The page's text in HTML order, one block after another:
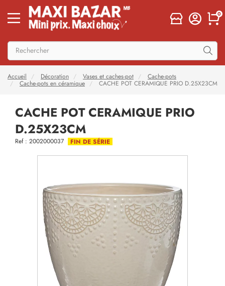
0
Accueil Décoration Vases et caches-pot
Cache-pots
Cache-pots en céramique
CACHE POT CERAMIQUE PRIO D.25X23CM
CACHE POT CERAMIQUE PRIO
D.25X23CM
Ref : 2002000037 FIN DE SÉRIE